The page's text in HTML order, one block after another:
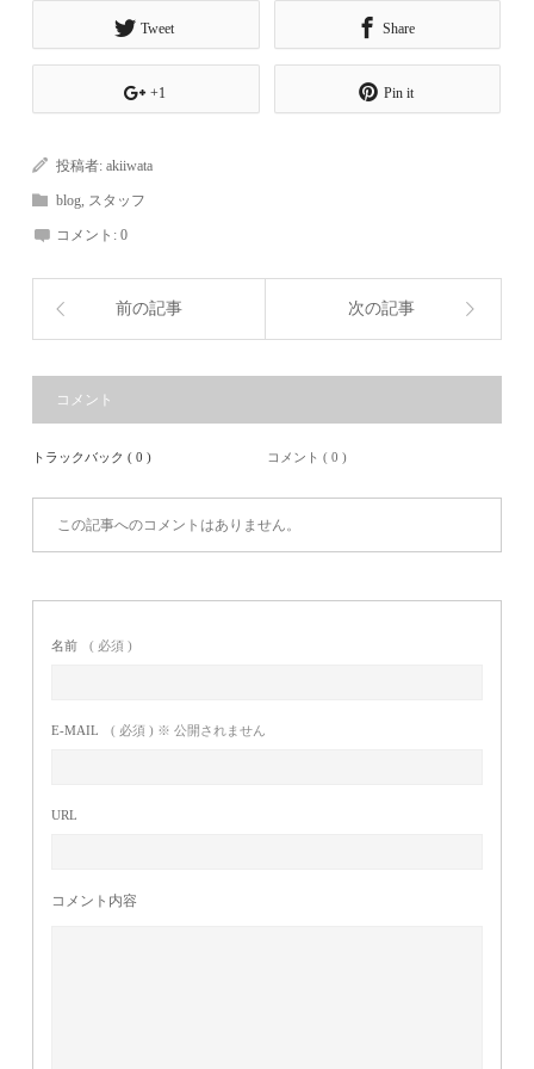
Tweet Share
+1 Pin it
投稿者:akiiwata
blog スタッフ
コメント:0
前の記事 次の記事
コメント
トラックバック ( 0 ) コメント ( 0 )
この記事へのコメントはありません。
名前 ( 必須 )
E-MAIL ( 必須 ) ※ 公開されません
URL
コメント内容